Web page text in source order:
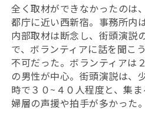
全く取材ができなかったのは
都庁に近い西新宿。事務所内
内部取材は断念し、街頭演説
で、ボランティアに話を聞こ
不可だった。ボランティアは
の男性が中心。街頭演説は、
時で３０~４０人程度と、集
婦層の声援や拍手が多かった。